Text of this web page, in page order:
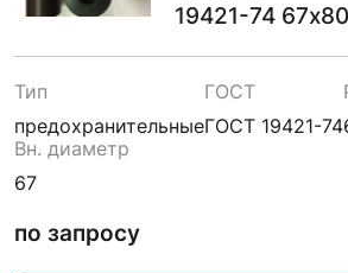
19421-74
Тип
предохранительные
ГОСТ
ГОСТ 19421-74
Вн. диаметр
67
по запросу